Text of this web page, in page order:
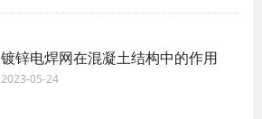
镀锌电焊网在混凝土结构中的作用
2023-05-24